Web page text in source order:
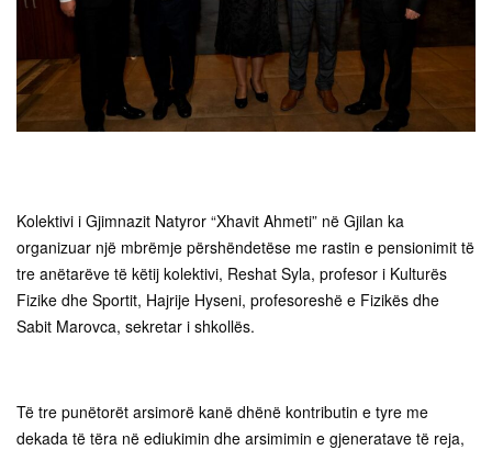
Kolektivi i Gjimnazit Natyror “Xhavit Ahmeti” në Gjilan ka
organizuar një mbrëmje përshëndetëse me rastin e pensionimit të
tre anëtarëve të këtij kolektivi, Reshat Syla, profesor i Kulturës
Fizike dhe Sportit, Hajrije Hyseni, profesoreshë e Fizikës dhe
Sabit Marovca, sekretar i shkollës.
Të tre punëtorët arsimorë kanë dhënë kontributin e tyre me
dekada të tëra në ediukimin dhe arsimimin e gjeneratave të reja,